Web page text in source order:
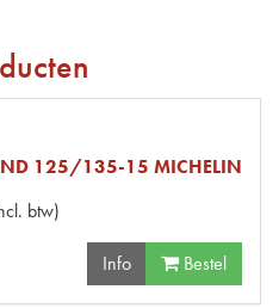
125/135-15 MICHELIN
btw)
Info Bestel